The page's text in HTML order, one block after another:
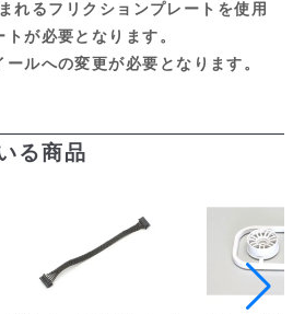
れるフリクションプレートを使用
が必要となります。
ルへの変更が必要となります。
る商品